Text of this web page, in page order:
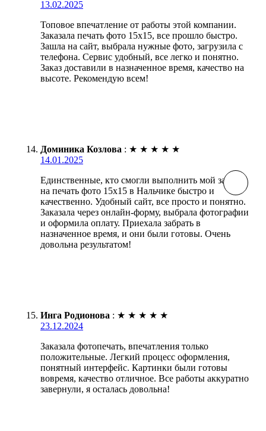
13.02.2025
Топовое впечатление от работы этой компании.
Заказала печать фото 15х15, все прошло быстро.
Зашла на сайт, выбрала нужные фото, загрузила с
телефона. Сервис удобный, все легко и понятно.
Заказ доставили в назначенное время, качество на
высоте. Рекомендую всем!
Доминика Козлова : ★ ★ ★ ★ ★
14.01.2025
Единственные, кто смогли выполнить мой заказ
на печать фото 15х15 в Нальчике быстро и
качественно. Удобный сайт, все просто и понятно.
Заказала через онлайн-форму, выбрала фотографии
и оформила оплату. Приехала забрать в
назначенное время, и они были готовы. Очень
довольна результатом!
Инга Родионова : ★ ★ ★ ★ ★
23.12.2024
Заказала фотопечать, впечатления только
положительные. Легкий процесс оформления,
понятный интерфейс. Картинки были готовы
вовремя, качество отличное. Все работы аккуратно
завернули, я осталась довольна!